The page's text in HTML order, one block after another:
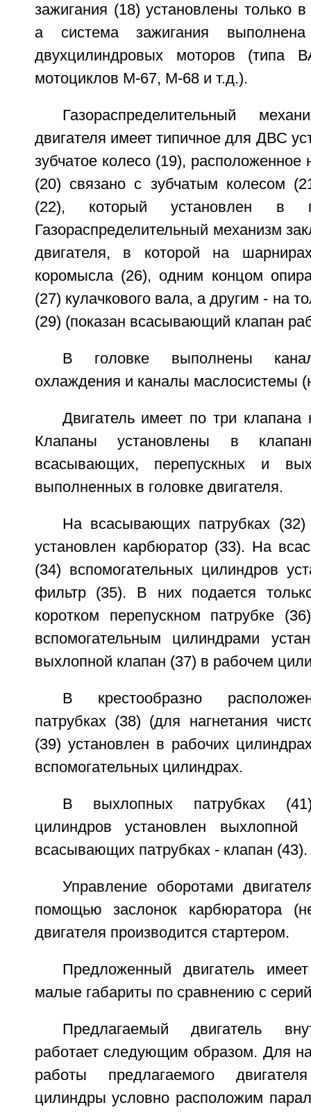
зажигания (18) установлены только
а система зажигания
двухцилиндровых моторов (типа
мотоциклов М-67, М-68 и т.д.).
Газораспределительный
двигателя имеет типичное для ДВС
зубчатое колесо (19),
(20) связано с зубчатым колесом
(22), который установлен в
Газораспределительный механизм
двигателя, в которой на
коромысла (26), одним концом
(27) кулачкового вала, а другим - на
(29) (показан всасывающий клапан
В головке выполнены
охлаждения и каналы маслосистемы
Двигатель имеет по три
Клапаны установлены в
всасывающих, перепускных и
выполненных в головке двигателя.
На всасывающих патрубках (32)
установлен карбюратор (33). На
(34) вспомогательных цилиндров
фильтр (35). В них подается
коротком перепускном патрубке
вспомогательным цилиндрами
выхлопной клапан (37) в рабочем
В крестообразно
патрубках (38) (для нагнетания
(39) установлен в рабочих
вспомогательных цилиндрах.
В выхлопных патрубках (41)
цилиндров установлен
всасывающих патрубках - клапан (43).
Управление оборотами
помощью заслонок карбюратора
двигателя производится стартером.
Предложенный двигатель
малые габариты по сравнению с
Предлагаемый двигатель
работает следующим образом. Для
работы предлагаемого
цилиндры условно расположим